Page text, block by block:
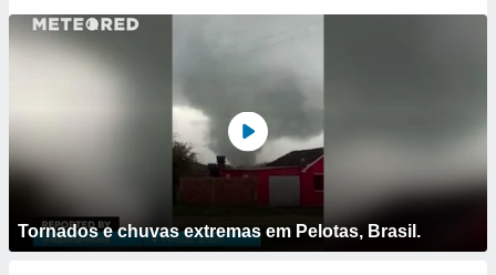
Tornados e chuvas extremas em Pelotas, Brasil.